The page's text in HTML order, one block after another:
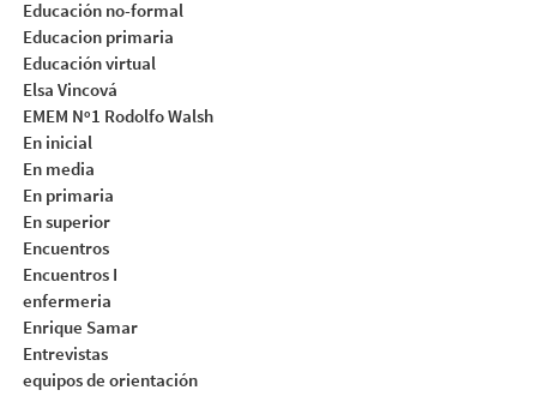
Educación no-formal
Educacion primaria
Educación virtual
Elsa Vincová
EMEM Nº1 Rodolfo Walsh
En inicial
En media
En primaria
En superior
Encuentros
Encuentros I
enfermeria
Enrique Samar
Entrevistas
equipos de orientación